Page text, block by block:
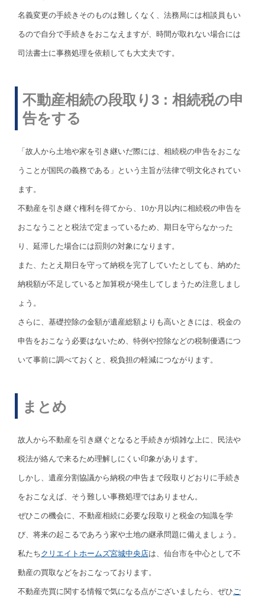
名義変更の手続きそのものは難しくなく、法務局には相談員もい
るので自分で手続きをおこなえますが、時間が取れない場合には
司法書士に事務処理を依頼しても大丈夫です。
不動産相続の段取り3 : 相続税の申
告をする
「故人から土地や家を引き継いだ際には、相続税の申告をおこな
うことが国民の義務である」という主旨が法律で明文化されてい
ます。
不動産を引き継ぐ権利を得てから、10か月以内に相続税の申告を
おこなうことと税法で定まっているため、期日を守らなかった
り、延滞した場合には罰則の対象になります。
また、たとえ期日を守って納税を完了していたとしても、納めた
納税額が不足していると加算税が発生してしまうため注意しまし
ょう。
さらに、基礎控除の金額が遺産総額よりも高いときには、税金の
申告をおこなう必要はないため、特例や控除などの税制優遇につ
いて事前に調べておくと、税負担の軽減につながります。
まとめ
故人から不動産を引き継ぐとなると手続きが煩雑な上に、民法や
税法が絡んで来るため理解しにくい印象があります。
しかし、遺産分割協議から納税の申告まで段取りどおりに手続き
をおこなえば、そう難しい事務処理ではありません。
ぜひこの機会に、不動産相続に必要な段取りと税金の知識を学
び、将来の起こるであろう家や土地の継承問題に備えましょう。
私たちクリエイトホームズ宮城中央店は、仙台市を中心として不
動産の買取などをおこなっております。
不動産売買に関する情報で気になる点がございましたら、ぜひご